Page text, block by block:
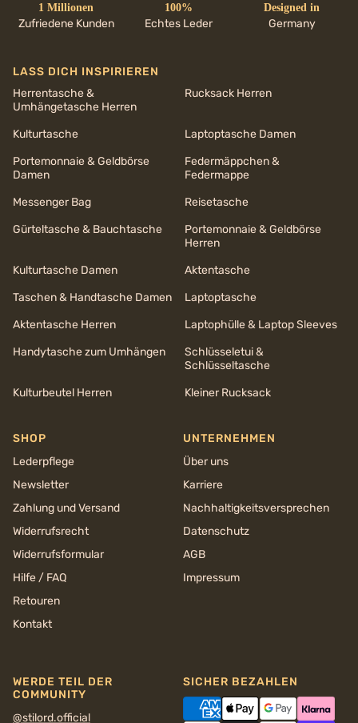
1 Millionen
Zufriedene Kunden
100%
Echtes Leder
Designed in
Germany
LASS DICH INSPIRIEREN
Herrentasche &
Umhängetasche Herren
Rucksack Herren
Kulturtasche
Laptoptasche Damen
Portemonnaie & Geldbörse
Damen
Federmäppchen &
Federmappe
Messenger Bag
Reisetasche
Gürteltasche & Bauchtasche
Portemonnaie & Geldbörse
Herren
Kulturtasche Damen
Aktentasche
Taschen & Handtasche Damen
Laptoptasche
Aktentasche Herren
Laptophülle & Laptop Sleeves
Handytasche zum Umhängen
Schlüsseletui &
Schlüsseltasche
Kulturbeutel Herren
Kleiner Rucksack
SHOP
Lederpflege
Newsletter
Zahlung und Versand
Widerrufsrecht
Widerrufsformular
Hilfe / FAQ
Retouren
Kontakt
UNTERNEHMEN
Über uns
Karriere
Nachhaltigkeits­versprechen
Datenschutz
AGB
Impressum
WERDE TEIL DER
COMMUNITY
@stilord.official
SICHER BEZAHLEN